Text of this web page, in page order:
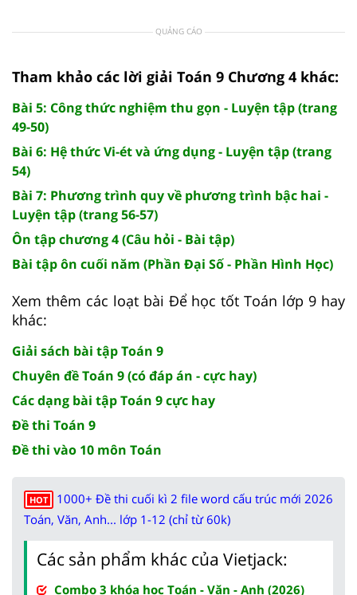
QUẢNG CÁO
Tham khảo các lời giải Toán 9 Chương 4 khác:
Bài 5: Công thức nghiệm thu gọn - Luyện tập (trang
49-50)
Bài 6: Hệ thức Vi-ét và ứng dụng - Luyện tập (trang
54)
Bài 7: Phương trình quy về phương trình bậc hai -
Luyện tập (trang 56-57)
Ôn tập chương 4 (Câu hỏi - Bài tập)
Bài tập ôn cuối năm (Phần Đại Số - Phần Hình Học)
Xem thêm các loạt bài Để học tốt Toán lớp 9 hay
khác:
Giải sách bài tập Toán 9
Chuyên đề Toán 9 (có đáp án - cực hay)
Các dạng bài tập Toán 9 cực hay
Đề thi Toán 9
Đề thi vào 10 môn Toán
HOT
1000+ Đề thi cuối kì 2 file word cấu trúc mới 2026
Toán, Văn, Anh... lớp 1-12 (chỉ từ 60k)
Các sản phẩm khác của Vietjack:
Combo 3 khóa học Toán - Văn - Anh (2026)